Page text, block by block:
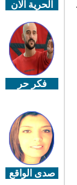
الحرية الان
فكر حر
صدى الواقع